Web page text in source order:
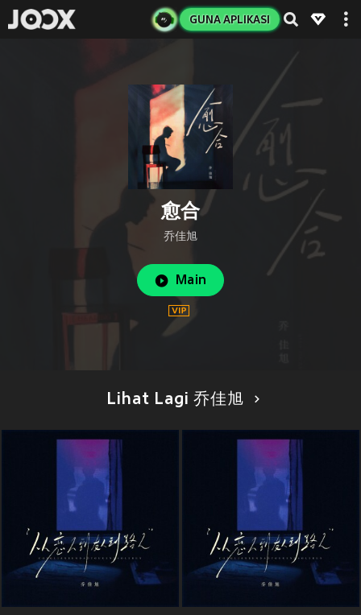
GUNA APLIKASI
愈合
乔佳旭
Main
Lihat Lagi 乔佳旭